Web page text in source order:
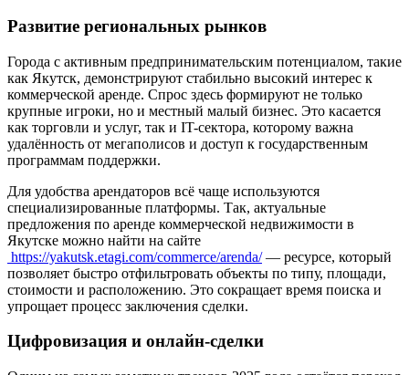
Развитие региональных рынков
Города с активным предпринимательским потенциалом, такие
как Якутск, демонстрируют стабильно высокий интерес к
коммерческой аренде. Спрос здесь формируют не только
крупные игроки, но и местный малый бизнес. Это касается
как торговли и услуг, так и IT-сектора, которому важна
удалённость от мегаполисов и доступ к государственным
программам поддержки.
Для удобства арендаторов всё чаще используются
специализированные платформы. Так, актуальные
предложения по аренде коммерческой недвижимости в
Якутске можно найти на сайте
https://yakutsk.etagi.com/commerce/arenda/— ресурсе, который
позволяет быстро отфильтровать объекты по типу, площади,
стоимости и расположению. Это сокращает время поиска и
упрощает процесс заключения сделки.
Цифровизация и онлайн-сделки